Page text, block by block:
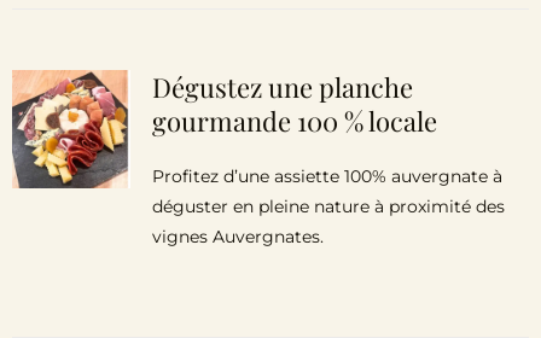
Dégustez une planche
gourmande 100 % locale
Profitez d’une assiette 100% auvergnate à
déguster en pleine nature à proximité des
vignes Auvergnates.